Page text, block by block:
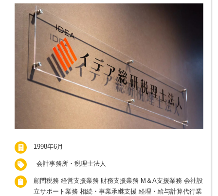
1998年6月
会計事務所・税理士法人
顧問税務 経営支援業務 財務支援業務 M＆A支援業務 会社設
立サポート業務 相続・事業承継支援 経理・給与計算代行業